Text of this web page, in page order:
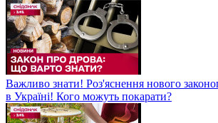
Важливо знати! Роз'яснення нового
в Україні! Кого можуть покарати?